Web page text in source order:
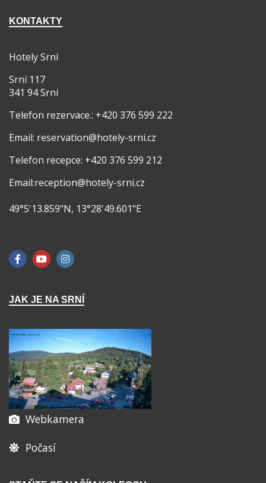
KONTAKTY
Hotely Srní
Srní 117
341 94 Srní
Telefon rezervace.: +420 376 599 222
Email: reservation@hotely-srni.cz
Telefon recepce: +420 376 599 212
Email:reception@hotely-srni.cz
49°5'13.859"N, 13°28'49.601"E
JAK JE NA SRNÍ
Webkamera
Počasí